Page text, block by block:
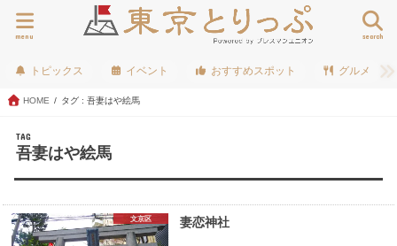
search
menu
トピックス イベント おすすめスポット グルメ
HOME タグ : 吾妻はや絵馬
TAG
吾妻はや絵馬
文京区 妻恋神社